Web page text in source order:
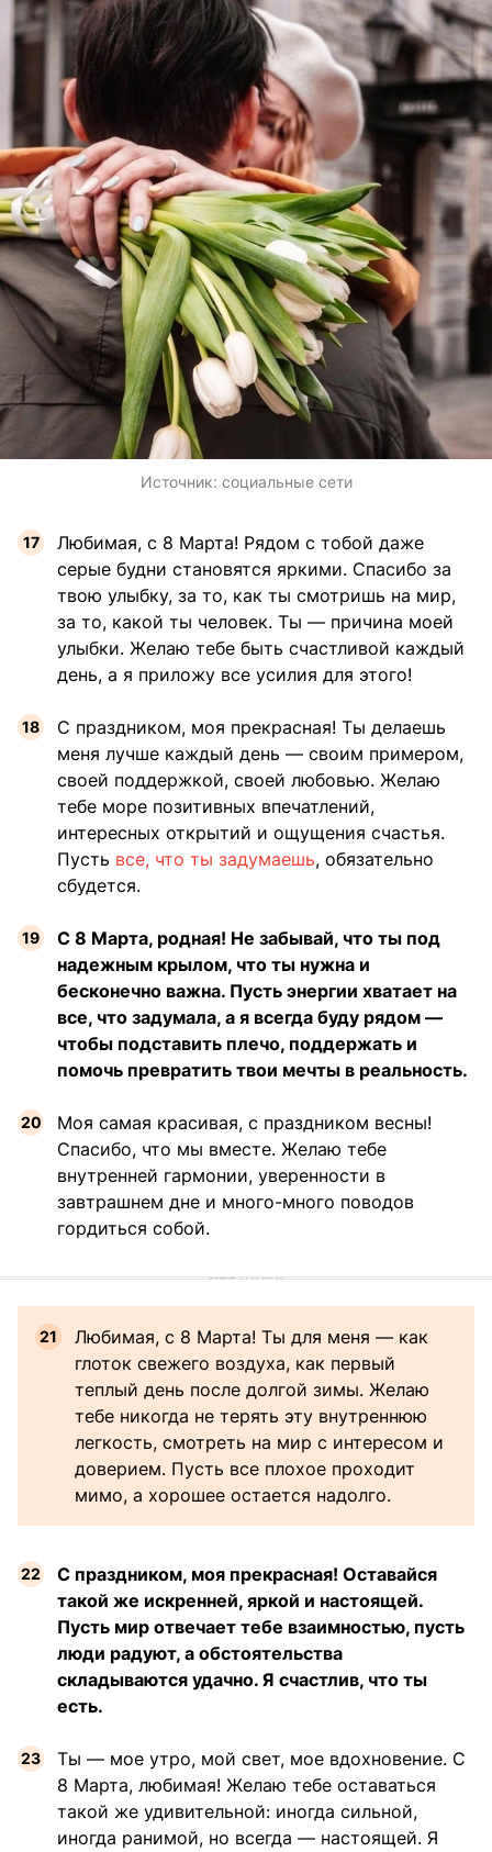
Источник: социальные сети
Любимая, с 8 Марта! Рядом с тобой даже
серые будни становятся яркими. Спасибо за
твою улыбку, за то, как ты смотришь на мир,
за то, какой ты человек. Ты — причина моей
улыбки. Желаю тебе быть счастливой каждый
день, а я приложу все усилия для этого!
С праздником, моя прекрасная! Ты делаешь
меня лучше каждый день — своим примером,
своей поддержкой, своей любовью. Желаю
тебе море позитивных впечатлений,
интересных открытий и ощущения счастья.
Пусть все, что ты задумаешь, обязательно
сбудется.
С 8 Марта, родная! Не забывай, что ты под
надежным крылом, что ты нужна и
бесконечно важна. Пусть энергии хватает на
все, что задумала, а я всегда буду рядом —
чтобы подставить плечо, поддержать и
помочь превратить твои мечты в реальность.
Моя самая красивая, с праздником весны!
Спасибо, что мы вместе. Желаю тебе
внутренней гармонии, уверенности в
завтрашнем дне и много-много поводов
гордиться собой.
Любимая, с 8 Марта! Ты для меня — как
глоток свежего воздуха, как первый
теплый день после долгой зимы. Желаю
тебе никогда не терять эту внутреннюю
легкость, смотреть на мир с интересом и
доверием. Пусть все плохое проходит
мимо, а хорошее остается надолго.
С праздником, моя прекрасная! Оставайся
такой же искренней, яркой и настоящей.
Пусть мир отвечает тебе взаимностью, пусть
люди радуют, а обстоятельства
складываются удачно. Я счастлив, что ты
есть.
Ты — мое утро, мой свет, мое вдохновение. С
8 Марта, любимая! Желаю тебе оставаться
такой же удивительной: иногда сильной,
иногда ранимой, но всегда — настоящей. Я